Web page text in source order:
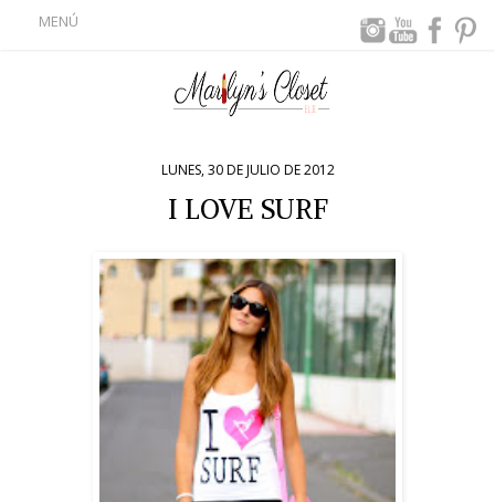
MENÚ
LUNES, 30 DE JULIO DE 2012
I LOVE SURF